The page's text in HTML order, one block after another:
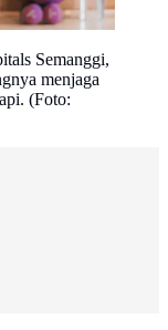
Semanggi,
menjaga
(Foto: